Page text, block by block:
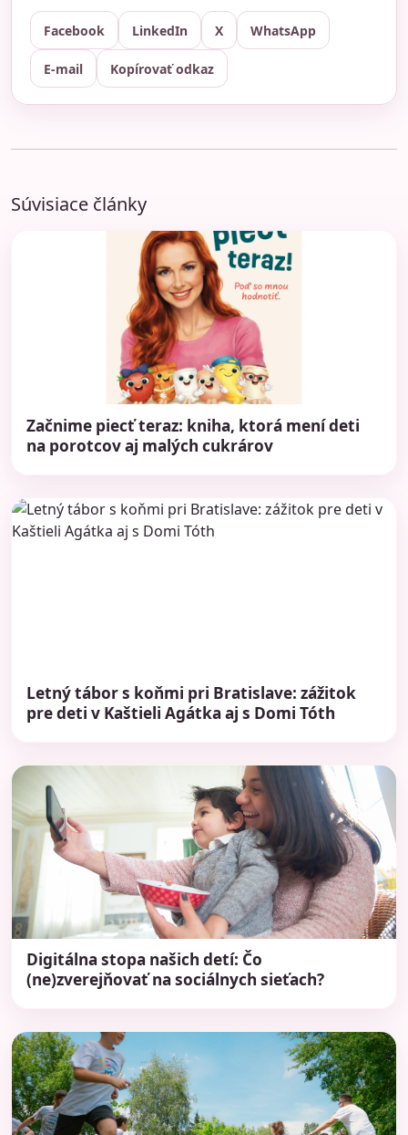
Facebook LinkedIn X WhatsApp
E-mail Kopírovať odkaz
Súvisiace články
Začnime piecť teraz: kniha, ktorá mení deti
na porotcov aj malých cukrárov
Letný tábor s koňmi pri Bratislave: zážitok
pre deti v Kaštieli Agátka aj s Domi Tóth
Digitálna stopa našich detí: Čo
(ne)zverejňovať na sociálnych sieťach?